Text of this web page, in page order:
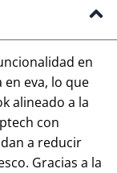
en
en eva, lo que
alineado a la
con
a reducir
Gracias a la